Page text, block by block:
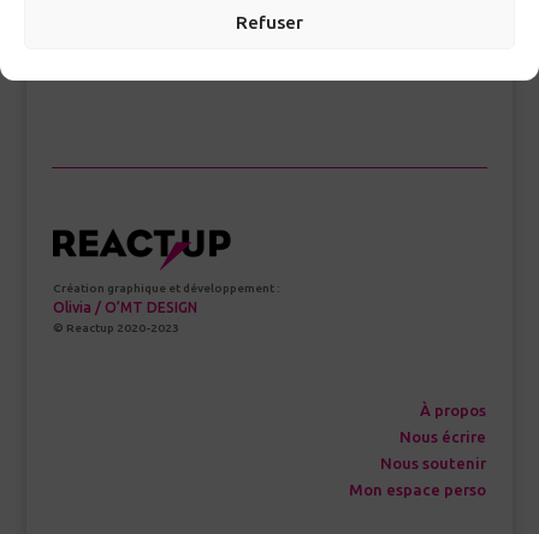
Refuser
Création graphique et développement :
Olivia / O’MT DESIGN
© Reactup 2020-2023
À propos
Nous écrire
Nous soutenir
Mon espace perso